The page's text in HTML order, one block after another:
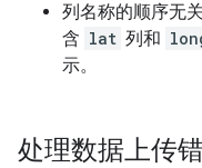
列名称的顺序无
含 lat 列和
示。
处理数据上传